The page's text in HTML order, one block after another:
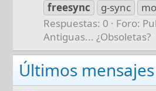
freesync
g-sync
Respuestas: 0
Foro:
Antiguas... ¿Obsoletas?
Últimos mensajes